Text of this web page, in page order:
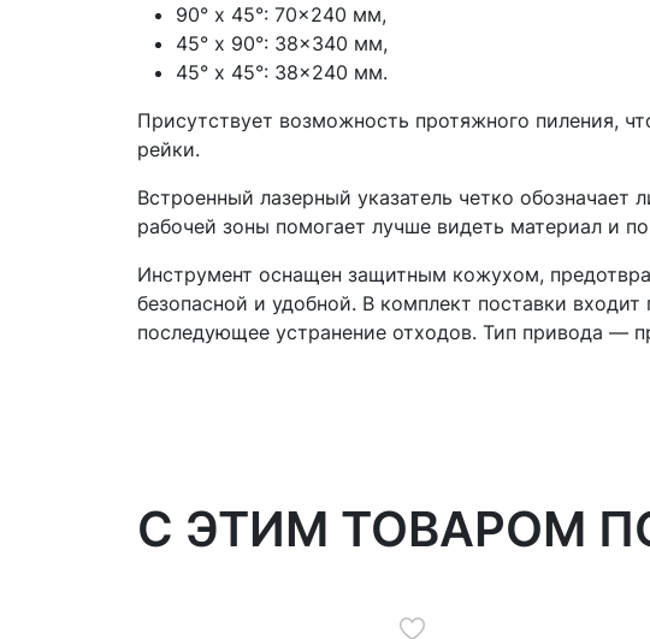
90° x 45°: 70×240 мм,
45° x 90°: 38×340 мм,
45° x 45°: 38×240 мм.
Присутствует возможность протяжного пиления,
рейки.
Встроенный лазерный указатель четко обозначает
рабочей зоны помогает лучше видеть материал и
Инструмент оснащен защитным кожухом,
безопасной и удобной. В комплект поставки
последующее устранение отходов. Тип привода —
C ЭТИМ ТОВАРОМ